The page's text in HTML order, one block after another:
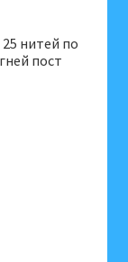
нитей по
пост